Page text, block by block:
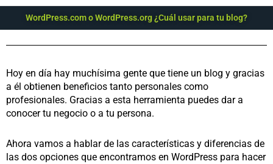
WordPress.com o WordPress.org ¿Cuál usar para tu blog?
Hoy en día hay muchísima gente que tiene un blog y gracias
a él obtienen beneficios tanto personales como
profesionales. Gracias a esta herramienta puedes dar a
conocer tu negocio o a tu persona.
Ahora vamos a hablar de las características y diferencias de
las dos opciones que encontramos en WordPress para hacer